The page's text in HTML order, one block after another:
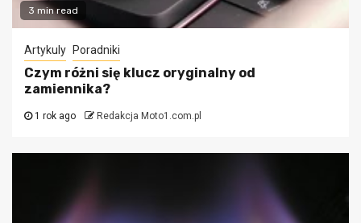
3 min read
Artykuly Poradniki
Czym różni się klucz oryginalny od
zamiennika?
1 rok ago Redakcja Moto1.com.pl